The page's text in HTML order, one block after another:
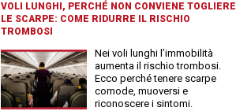
VOLI LUNGHI, PERCHÉ NON CONVIENE TOGLIERE
LE SCARPE: COME RIDURRE IL RISCHIO
TROMBOSI
Nei voli lunghi l’immobilità
aumenta il rischio trombosi.
Ecco perché tenere scarpe
comode, muoversi e
riconoscere i sintomi.